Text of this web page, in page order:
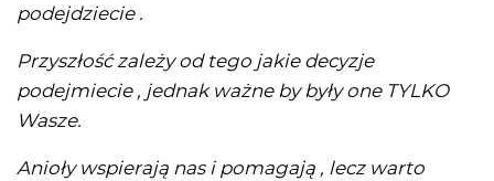
podejdziecie .
Przyszłość zależy od tego jakie decyzje
podejmiecie , jednak ważne by były one TYLKO
Wasze.
Anioły wspierają nas i pomagają , lecz warto